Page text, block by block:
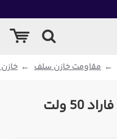
مقاومت خازن سلف